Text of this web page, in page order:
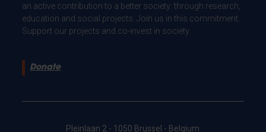
an active contribution to a better society: through research,
education and social projects. Join us in this commitment.
Support our projects and co-invest in society.
Donate
Pleinlaan 2 - 1050 Brussel - Belgium